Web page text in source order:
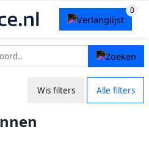
Wis filters Alle filters